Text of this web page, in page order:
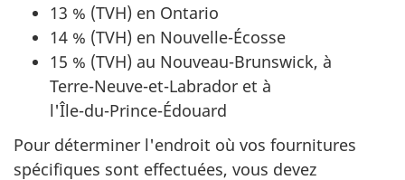
13 % (TVH) en Ontario
14 % (TVH) en Nouvelle-Écosse
15 % (TVH) au Nouveau-Brunswick, à
Terre-Neuve-et-Labrador et à
l'Île-du-Prince-Édouard
Pour déterminer l'endroit où vos fournitures
spécifiques sont effectuées, vous devez